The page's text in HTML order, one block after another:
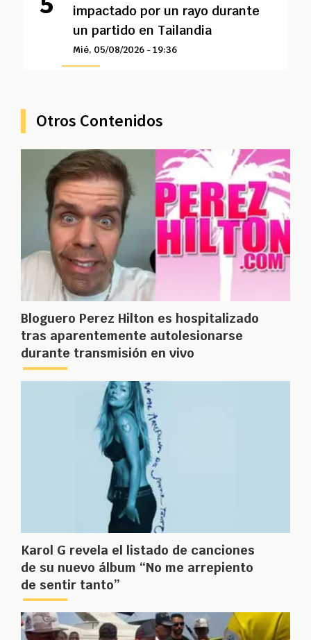
impactado por un rayo durante
un partido en Tailandia
Mié, 05/08/2026 - 19:36
Otros Contenidos
Bloguero Perez Hilton es hospitalizado
tras aparentemente autolesionarse
durante transmisión en vivo
Karol G revela el listado de canciones
de su nuevo álbum “No me arrepiento
de sentir tanto”